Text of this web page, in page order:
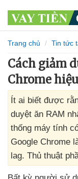
Trang chủ Tin tức
Cách giảm
Chrome
Ít ai biết được
duyệt ăn RAM
thống máy tính
Google Chrome
lag. Thủ thuật